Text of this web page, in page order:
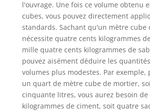
l'ouvrage. Une fois ce volume obtenu
cubes, vous pouvez directement
standards. Sachant qu'un mètre cube
nécessite quatre cents kilogrammes
mille quatre cents kilogrammes de
pouvez aisément déduire les
volumes plus modestes. Par
un quart de mètre cube de mortier,
cinquante litres, vous aurez besoin de
kilogrammes de ciment, soit quatre